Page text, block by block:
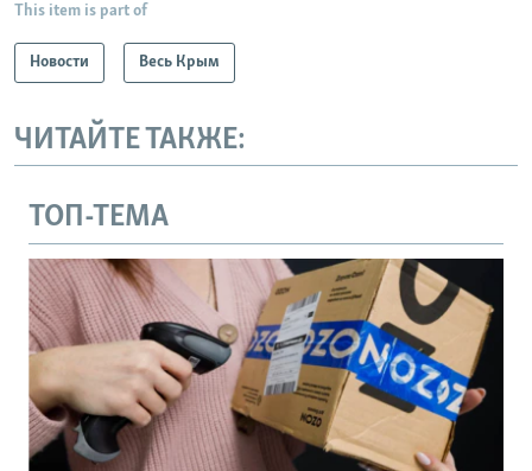
This item is part of
Новости Весь Крым
ЧИТАЙТЕ ТАКЖЕ:
ТОП-ТЕМА